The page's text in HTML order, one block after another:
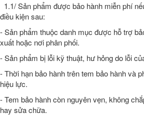
1.1/ Sản phẩm được bảo hành miễn phí
điều kiện sau:
- Sản phẩm thuộc danh mục được hỗ trợ
xuất hoặc nơi phân phối.
- Sản phẩm bị lỗi kỹ thuật, hư hỏng do lỗi
- Thời hạn bảo hành trên tem bảo hành và
hiệu lực.
- Tem bảo hành còn nguyên vẹn, không
hay sửa chữa.